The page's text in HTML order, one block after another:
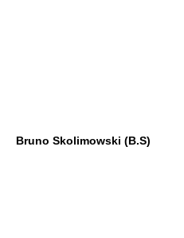
Bruno Skolimowski (B.S)